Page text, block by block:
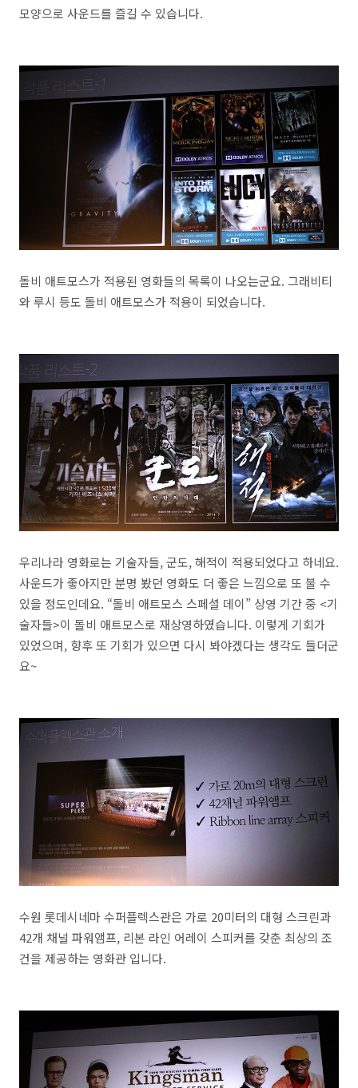
모양으로 사운드를 즐길 수 있습니다.
돌비 애트모스가 적용된 영화들의 목록이 나오는군요. 그래비티
와 루시 등도 돌비 애트모스가 적용이 되었습니다.
우리나라 영화로는 기술자들, 군도, 해적이 적용되었다고 하네요.
사운드가 좋아지만 분명 봤던 영화도 더 좋은 느낌으로 또 불 수
있을 정도인데요. “돌비 애트모스 스페셜 데이” 상영 기간 중 <기
술자들>이 돌비 애트모스로 재상영하였습니다. 이렇게 기회가
있었으며, 향후 또 기회가 있으면 다시 봐야겠다는 생각도 들더군
요~
수원 롯데시네마 수퍼플렉스관은 가로 20미터의 대형 스크린과
42개 채널 파워앰프, 리본 라인 어레이 스피커를 갖춘 최상의 조
건을 제공하는 영화관 입니다.